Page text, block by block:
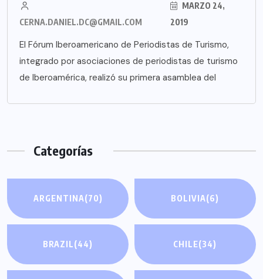
CERNA.DANIEL.DC@GMAIL.COM
MARZO 24,
2019
El Fórum Iberoamericano de Periodistas de Turismo,
integrado por asociaciones de periodistas de turismo
de Iberoamérica, realizó su primera asamblea del
Categorías
ARGENTINA(70) BOLIVIA(6)
BRAZIL(44) CHILE(34)